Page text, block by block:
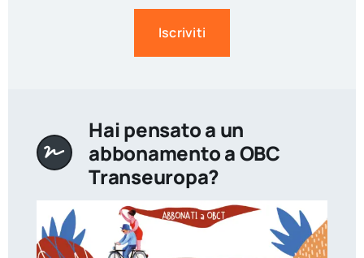
Iscriviti
Hai pensato a un
abbonamento a OBC
Transeuropa?